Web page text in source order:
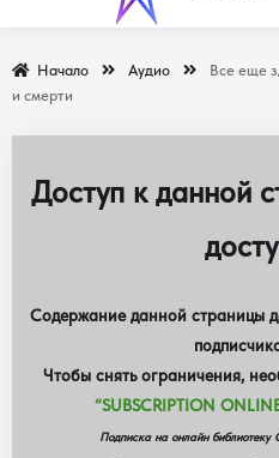
Начало Аудио
Все еще
и смерти
Доступ к данной
Содержание данной страницы
Чтобы снять ограничения,
“SUBSCRIPTION
Подписка на онлайн